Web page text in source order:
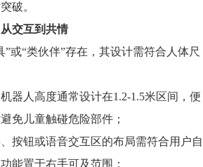
破。
交互到共情
”或“类伙伴”存在，其设计需符合人体尺
器人高度通常设计在1.2-1.5米区间，便
免儿童触碰危险部件；
按钮或语音交互区的布局需符合用户自
能置于右手可及范围；